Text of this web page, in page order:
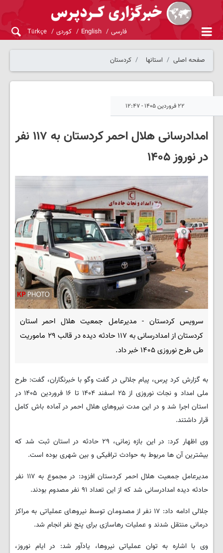
فارسی English کوردی Türkçe
صفحه اصلی استانها کردستان
۲۲ فروردین ۱۴۰۵ - ۱۲:۴۷
امدادرسانی هلال احمر کردستان به ۱۱۷ نفر
در نوروز ۱۴۰۵
سرویس کردستان - مدیرعامل جمعیت هلال احمر استان
کردستان از امدادرسانی به ۱۱۷ حادثه دیده در قالب ۲۹ ماموریت
طی طرح نوروزی ۱۴۰۵ خبر داد.
به گزارش کرد پرس، پیام جلالی در گفت وگو با خبرنگاران، گفت: طرح
ملی امداد و نجات نوروزی از ۲۵ اسفند ۱۴۰۴ تا ۱۶ فروردین ۱۴۰۵ در
استان اجرا شد و در این مدت نیروهای هلال احمر در آماده باش کامل
قرار داشتند.
وی اظهار کرد: در این بازه زمانی، ۲۹ حادثه در استان ثبت شد که
بیشترین آن ها مربوط به حوادث ترافیکی و بین شهری بوده است.
مدیرعامل جمعیت هلال احمر کردستان افزود: در مجموع به ۱۱۷ نفر
حادثه دیده امدادرسانی شد که از این تعداد ۹۱ نفر مصدوم بودند.
جلالی ادامه داد: ۱۷ نفر از مصدومان توسط نیروهای عملیاتی به مراکز
درمانی منتقل شدند و عملیات رهاسازی برای پنج نفر انجام شد.
وی با اشاره به توان عملیاتی نیروها، یادآور شد: در ایام نوروز،